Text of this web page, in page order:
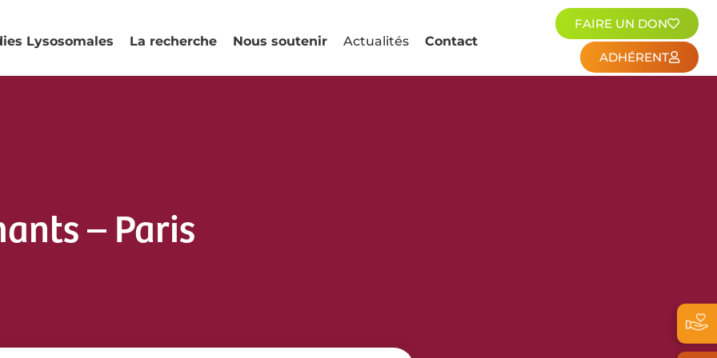
Lysosomales La recherche Nous soutenir Actualités Contact
FAIRE UN DON
ADHÉRENT
– Paris